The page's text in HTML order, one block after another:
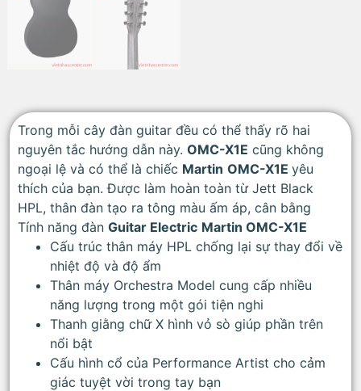
Trong mỗi cây đàn guitar đều có thể thấy rõ hai
nguyên tắc hướng dẫn này. OMC-X1E cũng không
ngoại lệ và có thể là chiếc Martin OMC-X1E yêu
thích của bạn. Được làm hoàn toàn từ Jett Black
HPL, thân đàn tạo ra tông màu ấm áp, cân bằng
Tính năng đàn Guitar Electric Martin OMC-X1E
Cấu trúc thân máy HPL chống lại sự thay đổi về
nhiệt độ và độ ẩm
Thân máy Orchestra Model cung cấp nhiều
năng lượng trong một gói tiện nghi
Thanh giằng chữ X hình vỏ sò giúp phần trên
nổi bật
Cấu hình cổ của Performance Artist cho cảm
giác tuyệt vời trong tay bạn